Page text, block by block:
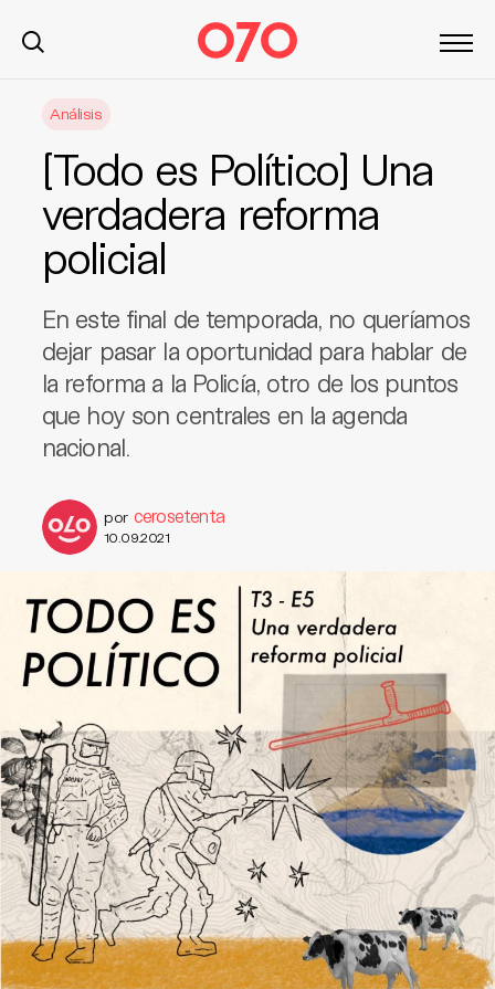
Análisis
[Todo es Político] Una
verdadera reforma
policial
En este final de temporada, no queríamos
dejar pasar la oportunidad para hablar de
la reforma a la Policía, otro de los puntos
que hoy son centrales en la agenda
nacional.
por cerosetenta
10.09.2021